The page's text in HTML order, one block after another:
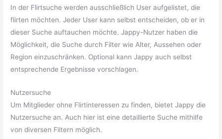
In der Flirtsuche werden ausschließlich User aufgelistet, die
flirten möchten. Jeder User kann selbst entscheiden, ob er in
dieser Suche auftauchen möchte. Jappy-Nutzer haben die
Möglichkeit, die Suche durch Filter wie Alter, Aussehen oder
Region einzuschränken. Optional kann Jappy auch selbst
entsprechende Ergebnisse vorschlagen.
Nutzersuche
Um Mitglieder ohne Flirtinteressen zu finden, bietet Jappy die
Nutzersuche an. Auch hier ist eine detaillierte Suche mithilfe
von diversen Filtern möglich.